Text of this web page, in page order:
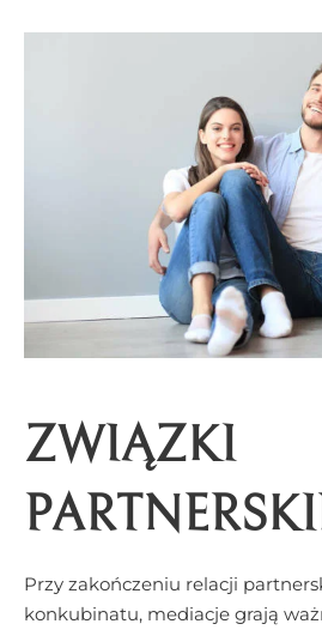
ZWIĄZKI
Przy zakończeniu relacji
konkubinatu, mediacje grają